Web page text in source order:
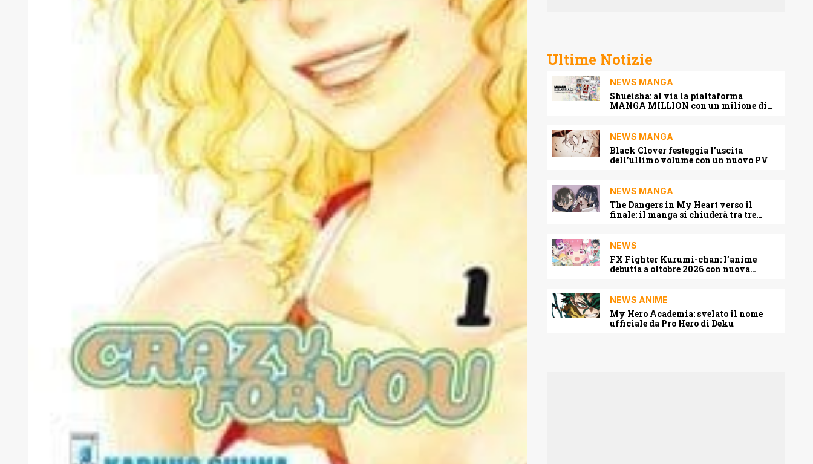
Ultime Notizie
NEWS MANGA
Shueisha: al via la piattaforma
MANGA MILLION con un milione di
NEWS MANGA
Black Clover festeggia l’uscita
dell’ultimo volume con un nuovo PV
NEWS MANGA
The Dangers in My Heart verso il
finale: il manga si chiuderà tra tre
NEWS
FX Fighter Kurumi-chan: l’anime
debutta a ottobre 2026 con nuova
NEWS ANIME
My Hero Academia: svelato il nome
ufficiale da Pro Hero di Deku